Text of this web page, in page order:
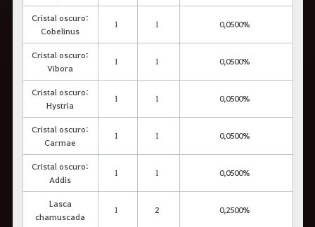
Cristal oscuro:
Cobelinus
1 1 0,0500%
Cristal oscuro:
Víbora
1 1 0,0500%
Cristal oscuro:
Hystria
1 1 0,0500%
Cristal oscuro:
Carmae
1 1 0,0500%
Cristal oscuro:
Addis
1 1 0,0500%
Lasca
chamuscada
1 2 0,2500%